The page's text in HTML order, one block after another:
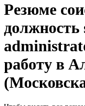
Резюме
должность
работу в